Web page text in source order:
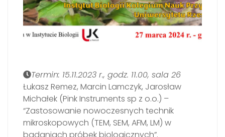
Termin: 15.11.2023 r., godz. 11.00, sala 26
Łukasz Remez, Marcin Lamczyk, Jarosław
Michałek (Pink Instruments sp z o.o.) –
“Zastosowanie nowoczesnych technik
mikroskopowych (TEM, SEM, AFM, LM) w
badaniach próbek biologicznych”.